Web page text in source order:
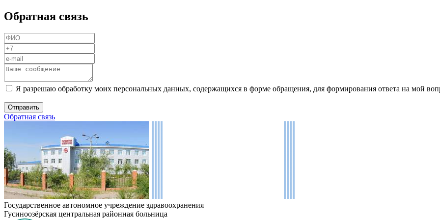
Обратная связь
Я разрешаю обработку моих персональных данных, содержащихся в форме обращения, для формирования ответа на мой
Обратная связь
Государственное автономное учреждение здравоохранения
Гусиноозёрская центральная районная больница